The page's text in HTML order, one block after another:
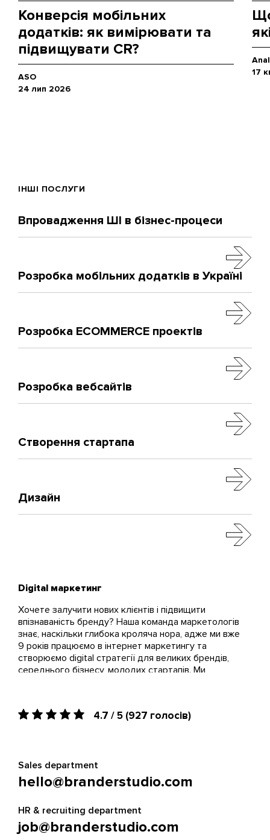
Digital маркетинг
Хочете залучити нових клієнтів і підвищити
впізнаваність бренду? Наша команда маркетологів
знає, наскільки глибока кроляча нора, адже ми вже
9 років працюємо в інтернет маркетингу та
створюємо digital стратегії для великих брендів,
середнього бізнесу, молодих стартапів. Ми
імідж продукту.
або послуг в інтернеті. Ми проаналізуємо ваш
бізнес, налаштуємо статистику і аналітику,
запропонуємо інструменти маркетингу, які будуть
бізнесу.
Digital реклама
Конверсія мобільних
додатків: як вимірювати та
підвищувати CR?
ASO
24 лип 2026
17
ІНШІ ПОСЛУГИ
Впровадження ШІ в бізнес-процеси
Розробка мобільних додатків в Україні
Розробка ECOMMERCE проектів
Розробка вебсайтів
Створення стартапа
Дизайн
4.7 / 5 (927 голосів)
Sales department
hello@branderstudio.com
HR & recruiting department
job@branderstudio.com